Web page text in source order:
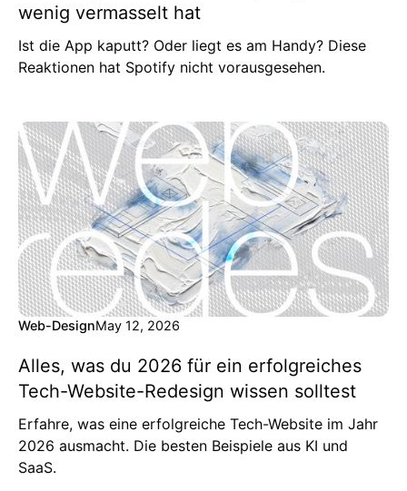
wenig vermasselt hat
Ist die App kaputt? Oder liegt es am Handy? Diese
Reaktionen hat Spotify nicht vorausgesehen.
Web-DesignMay 12, 2026
Alles, was du 2026 für ein erfolgreiches
Tech-Website-Redesign wissen solltest
Erfahre, was eine erfolgreiche Tech-Website im Jahr
2026 ausmacht. Die besten Beispiele aus KI und
SaaS.